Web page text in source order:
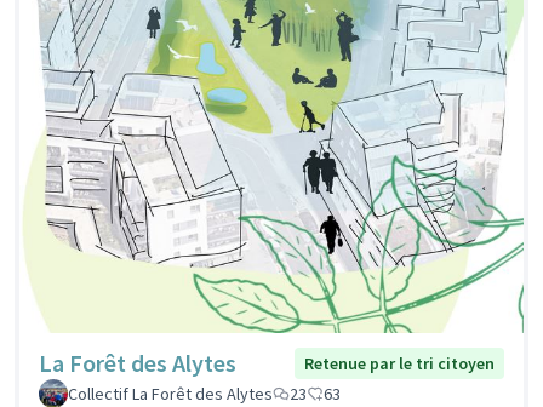
La Forêt des Alytes
Retenue par le tri citoyen
Collectif La Forêt des Alytes
23 63